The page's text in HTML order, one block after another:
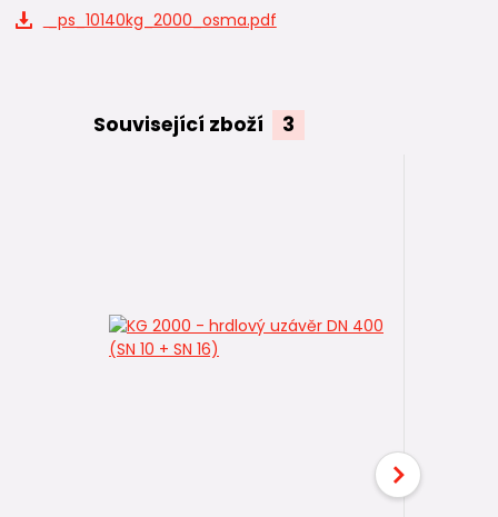
_ps_10140kg_2000_osma.pdf
Související zboží 3